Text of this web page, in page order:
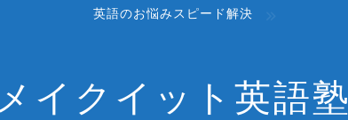
英語のお悩みスピード解決
メイクイット英語塾